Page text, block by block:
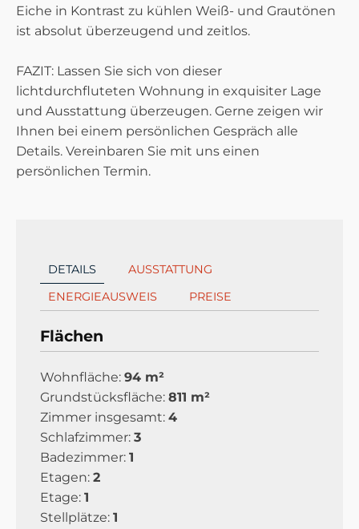
Eiche in Kontrast zu kühlen Weiß- und Grautönen
ist absolut überzeugend und zeitlos.
FAZIT: Lassen Sie sich von dieser
lichtdurchfluteten Wohnung in exquisiter Lage
und Ausstattung überzeugen. Gerne zeigen wir
Ihnen bei einem persönlichen Gespräch alle
Details. Vereinbaren Sie mit uns einen
persönlichen Termin.
DETAILS
AUSSTATTUNG
ENERGIEAUSWEIS
PREISE
Flächen
Wohnfläche: 94 m²
Grundstücksfläche: 811 m²
Zimmer insgesamt: 4
Schlafzimmer: 3
Badezimmer: 1
Etagen: 2
Etage: 1
Stellplätze: 1